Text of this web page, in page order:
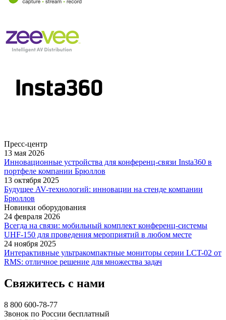
Пресс-центр
13 мая 2026
Инновационные устройства для конференц-связи Insta360 в
портфеле компании Брюллов
13 октября 2025
Будущее AV-технологий: инновации на стенде компании
Брюллов
Новинки оборудования
24 февраля 2026
Всегда на связи: мобильный комплект конференц-системы
UHF-150 для проведения мероприятий в любом месте
24 ноября 2025
Интерактивные ультракомпактные мониторы серии LCT-02 от
RMS: отличное решение для множества задач
Свяжитесь с нами
8 800 600-78-77
Звонок по России бесплатный